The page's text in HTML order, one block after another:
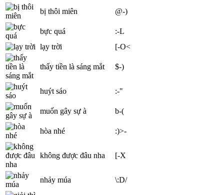
bị thôi miên @-)
bực quá
:-L
lạy trời
[-O<
thấy tiền là sáng mắt $-)
huýt sáo :-"
muốn gây sự à b-(
hòa nhé :)>-
không được đâu nha [-X
nhảy múa \:D/